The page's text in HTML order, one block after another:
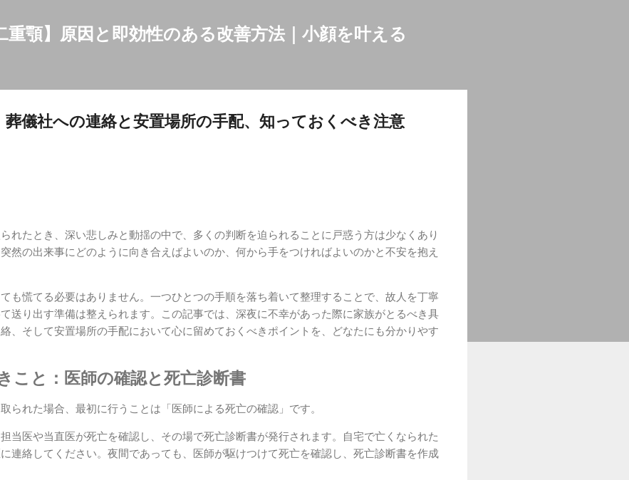
顎】原因と即効性のある改善方法｜小顔を叶える
儀社への連絡と安置場所の手配、知っておくべき注意
れたとき、深い悲しみと動揺の中で、多くの判断を迫られることに戸惑う方は少なくあり
然の出来事にどのように向き合えばよいのか、何から手をつければよいのかと不安を抱え
も慌てる必要はありません。一つひとつの手順を落ち着いて整理することで、故人を丁寧
送り出す準備は整えられます。この記事では、深夜に不幸があった際に家族がとるべき具
、そして安置場所の手配において心に留めておくべきポイントを、どなたにも分かりやす
こと：医師の確認と死亡診断書
られた場合、最初に行うことは「医師による死亡の確認」です。
当医や当直医が死亡を確認し、その場で死亡診断書が発行されます。自宅で亡くなられた
連絡してください。夜間であっても、医師が駆けつけて死亡を確認し、死亡診断書を作成